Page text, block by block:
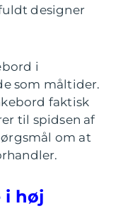
designer
i
som måltider.
faktisk
til spidsen af
om at
i høj